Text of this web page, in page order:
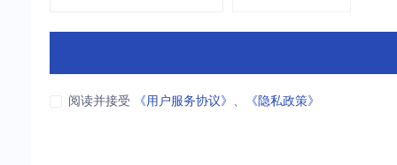
阅读并接受 《用户服务协议》 、 《隐私政策》